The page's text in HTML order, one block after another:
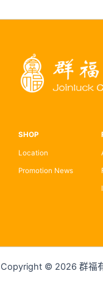
SHOP
Location
Promotion News
Copyright © 2026 群福